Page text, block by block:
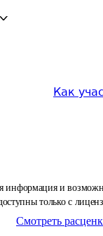
Как
информация и
только с
Смотреть